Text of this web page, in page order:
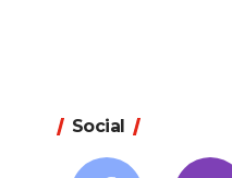
Social